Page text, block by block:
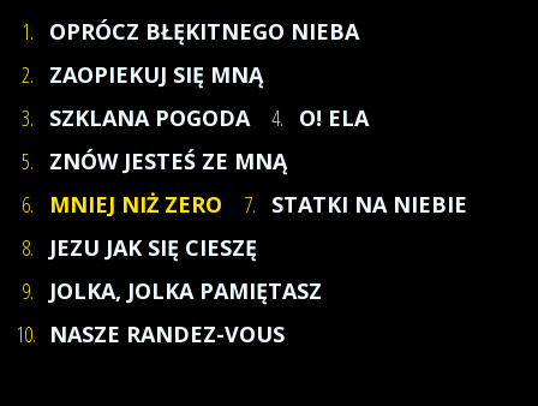
1.
OPRÓCZ BŁĘKITNEGO NIEBA
2.
ZAOPIEKUJ SIĘ MNĄ
3.
SZKLANA POGODA 4.
O! ELA
5.
ZNÓW JESTEŚ ZE MNĄ
6.
MNIEJ NIŻ ZERO 7.
STATKI NA NIEBIE
8.
JEZU JAK SIĘ CIESZĘ
9.
JOLKA, JOLKA PAMIĘTASZ
10. NASZE RANDEZ-VOUS